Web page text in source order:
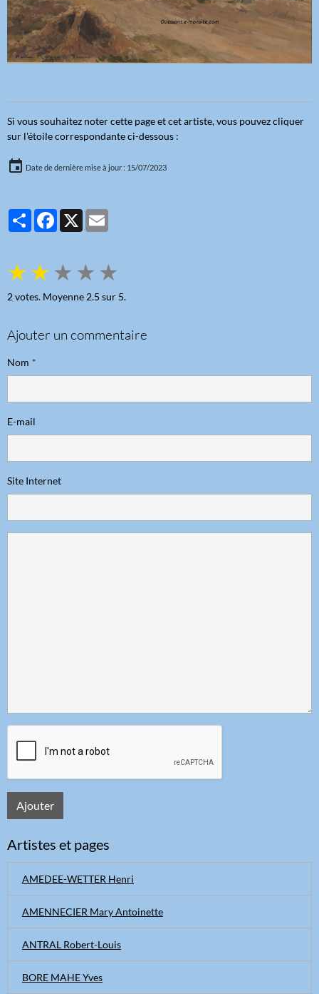
Si vous souhaitez noter cette page et cet artiste, vous pouvez cliquer
sur l'étoile correspondante ci-dessous :
Date de dernière mise à jour : 15/07/2023
PartagerFacebook
X
★★ ★ ★ ★
2votes. Moyenne 2.5 sur 5.
Ajouter un commentaire
Nom
E-mail
Site Internet
Ajouter
Artistes et pages
AMEDEE-WETTER Henri
AMENNECIER Mary Antoinette
ANTRAL Robert-Louis
BORE MAHE Yves